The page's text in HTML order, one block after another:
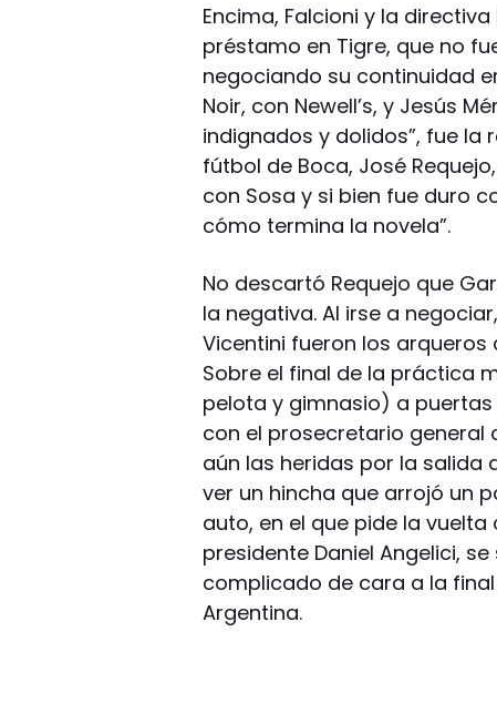
Encima, Falcioni y la
préstamo en Tigre, que no
negociando su continuidad
Noir, con Newell’s, y Jesús
indignados y dolidos”, fue
fútbol de Boca, José
con Sosa y si bien fue duro
cómo termina la novela”.
No descartó Requejo que
la negativa. Al irse a
Vicentini fueron los arqueros
Sobre el final de la práctica
pelota y gimnasio) a
con el prosecretario general
aún las heridas por la salida
ver un hincha que arrojó un
auto, en el que pide la
presidente Daniel Angelici,
complicado de cara a la
Argentina.